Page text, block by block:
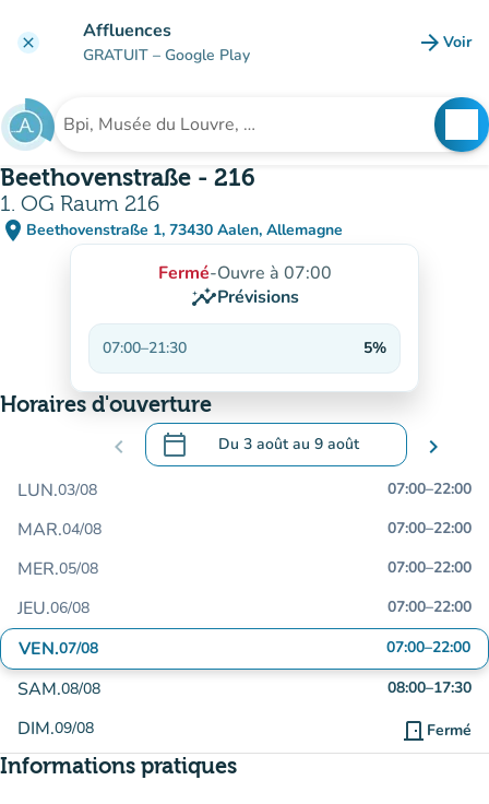
clear Affluences
GRATUIT – Google Play arrow_forward Voir
Rechercher un établissement
Beethovenstraße - 216
1. OG Raum 216
place Beethovenstraße 1, 73430 Aalen, Allemagne
(ouvrir dans Google Maps)
(nouvel onglet)
Fermé-Ouvre à 07:00
insightsPrévisions
07:00–21:30 5%
Horaires d'ouverture
chevron_left calendar_today Du 3 aoûtau 9 août
.Ouvrir le calendrier pour changer de
chevron_right
LUN.03/08 07:00–22:00
MAR.04/08 07:00–22:00
MER.05/08 07:00–22:00
JEU.06/08 07:00–22:00
VEN.07/08 07:00–22:00
SAM.08/08 08:00–17:30
DIM.09/08 door_front Fermé
Informations pratiques